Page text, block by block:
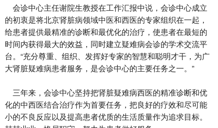
会诊中心主任谢院生教授在工作汇报中说，会诊中心成立
的初衷是将北京肾脏病领域中医和西医的专家组织在一起，
给患者提供最精准的诊断和最优化的治疗，使患者在最短的
时间内获得最大的效益，同时建立疑难病会诊的学术交流平
台。“充分尊重、组织、发挥好专家的智慧和聪明才干，为广
大肾脏疑难病患者服务，是会诊中心的主要任务之一。”
三年来，会诊中心坚持把肾脏疑难病西医的精准诊断和优
化的中西医结合治疗作为首要任务，把良好的疗效和尽可能
小的不良反应以及提高患者优质的生活质量作为追求目标。